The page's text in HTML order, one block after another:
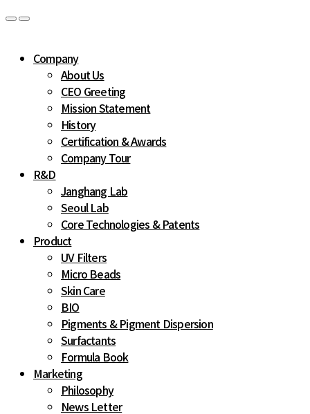
Company
About Us
CEO Greeting
Mission Statement
History
Certification & Awards
Company Tour
R&D
Janghang Lab
Seoul Lab
Core Technologies & Patents
Product
UV Filters
Micro Beads
Skin Care
BIO
Pigments & Pigment Dispersion
Surfactants
Formula Book
Marketing
Philosophy
News Letter